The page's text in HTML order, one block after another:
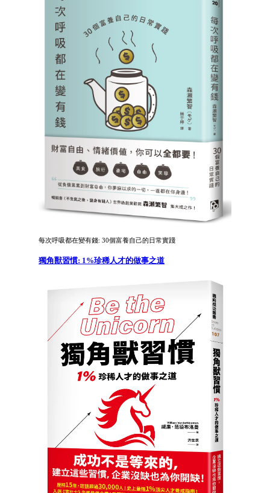
每次呼吸都在變有錢: 30個富養自己的日常實踐
獨角獸習慣: 1%珍稀人才的做事之道